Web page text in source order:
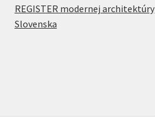
REGISTER modernej architektúry
Slovenska